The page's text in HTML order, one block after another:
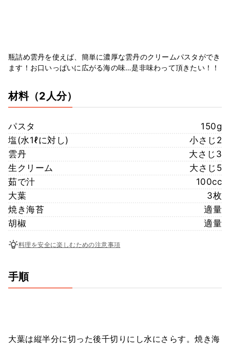
瓶詰め雲丹を使えば、簡単に濃厚な雲丹のクリームパスタができ
ます！お口いっぱいに広がる海の味…是非味わって頂きたい！！
材料（2人分）
パスタ
150g
塩(水1ℓに対し)
小さじ2
雲丹
大さじ3
生クリーム
大さじ5
茹で汁
100cc
大葉
3枚
焼き海苔
適量
胡椒
適量
料理を安全に楽しむための注意事項
手順
大葉は縦半分に切った後千切りにし水にさらす。焼き海